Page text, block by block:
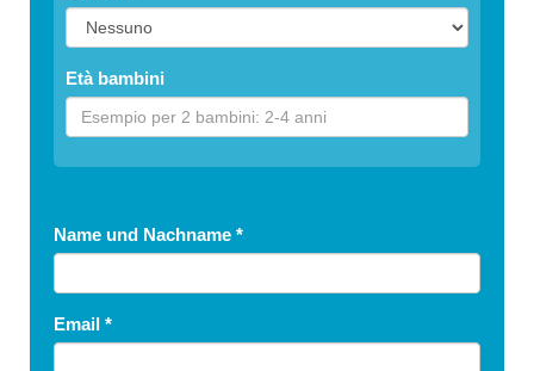
Età bambini
Name und Nachname *
Email *